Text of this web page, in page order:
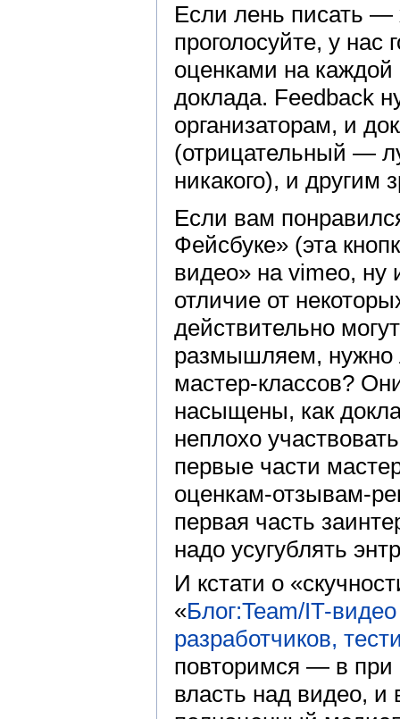
Если лень писать —
проголосуйте, у нас
оценками на каждой
доклада. Feedback
организаторам, и
(отрицательный —
никакого), и
Если вам
Фейсбуке» (эта
видео» на vimeo, ну
отличие от
действительно
размышляем, нужно
мастер-классов?
насыщены, как
неплохо
первые части
оценкам-отзывам-
первая часть
надо усугублять
И кстати о
«Блог:Team/IT-
разработчиков,
повторимся — в при
власть над видео, и